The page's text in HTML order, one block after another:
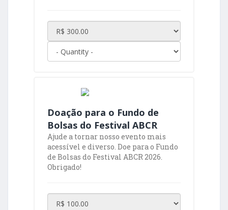
Doação para o Fundo de
Bolsas do Festival ABCR
Ajude a tornar nosso evento mais
acessível e diverso. Doe para o Fundo
de Bolsas do Festival ABCR 2026.
Obrigado!